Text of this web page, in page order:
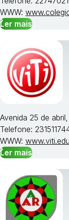
WWW:
Ler mais
Avenida 25 de
Telefone:
WWW:
Ler mais